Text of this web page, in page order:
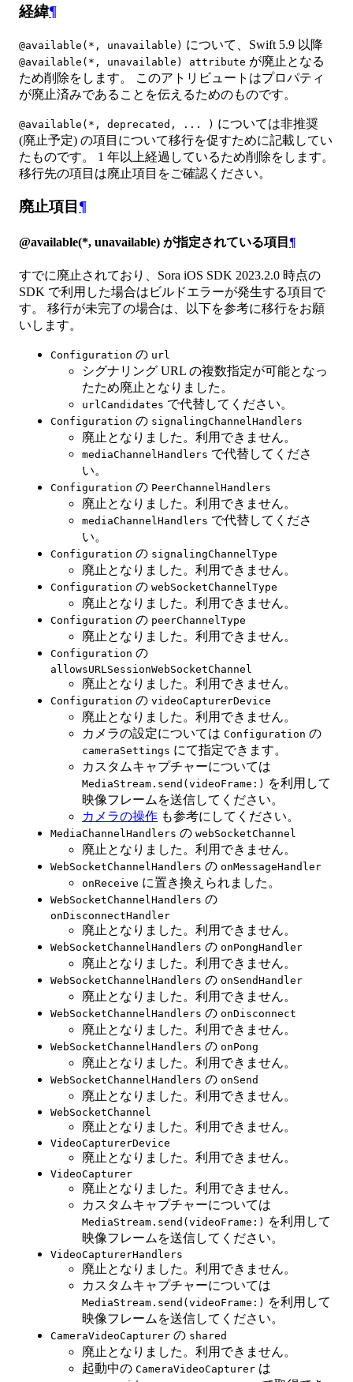
経緯¶
@available(*, unavailable) について、Swift 5.9 以降
@available(*, unavailable) attribute が廃止となる
ため削除をします。 このアトリビュートはプロパティ
が廃止済みであることを伝えるためのものです。
@available(*, deprecated, ... ) については非推奨
(廃止予定) の項目について移行を促すために記載してい
たものです。 1 年以上経過しているため削除をします。
移行先の項目は廃止項目をご確認ください。
廃止項目 ¶
@available(*, unavailable) が指定されている項目 ¶
すでに廃止されており、Sora iOS SDK 2023.2.0 時点の
SDK で利用した場合はビルドエラーが発生する項目で
す。 移行が未完了の場合は、以下を参考に移行をお願
いします。
Configuration の url
シグナリング URL の複数指定が可能となっ
たため廃止となりました。
urlCandidates で代替してください。
Configuration の signalingChannelHandlers
廃止となりました。利用できません。
mediaChannelHandlers で代替してくださ
い。
Configuration の PeerChannelHandlers
廃止となりました。利用できません。
mediaChannelHandlers で代替してくださ
い。
Configuration の signalingChannelType
廃止となりました。利用できません。
Configuration の webSocketChannelType
廃止となりました。利用できません。
Configuration の peerChannelType
廃止となりました。利用できません。
Configuration の
allowsURLSessionWebSocketChannel
廃止となりました。利用できません。
Configuration の videoCapturerDevice
廃止となりました。利用できません。
カメラの設定については Configuration の
cameraSettings にて指定できます。
カスタムキャプチャーについては
MediaStream.send(videoFrame:) を利用して
映像フレームを送信してください。
カメラの操作 も参考にしてください。
MediaChannelHandlers の webSocketChannel
廃止となりました。利用できません。
WebSocketChannelHandlers の onMessageHandler
onReceive に置き換えられました。
WebSocketChannelHandlers の
onDisconnectHandler
廃止となりました。利用できません。
WebSocketChannelHandlers の onPongHandler
廃止となりました。利用できません。
WebSocketChannelHandlers の onSendHandler
廃止となりました。利用できません。
WebSocketChannelHandlers の onDisconnect
廃止となりました。利用できません。
WebSocketChannelHandlers の onPong
廃止となりました。利用できません。
WebSocketChannelHandlers の onSend
廃止となりました。利用できません。
WebSocketChannel
廃止となりました。利用できません。
VideoCapturerDevice
廃止となりました。利用できません。
VideoCapturer
廃止となりました。利用できません。
カスタムキャプチャーについては
MediaStream.send(videoFrame:) を利用して
映像フレームを送信してください。
VideoCapturerHandlers
廃止となりました。利用できません。
カスタムキャプチャーについては
MediaStream.send(videoFrame:) を利用して
映像フレームを送信してください。
CameraVideoCapturer の shared
廃止となりました。利用できません。
起動中の CameraVideoCapturer は